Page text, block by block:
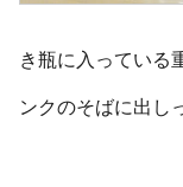
き瓶に入っている
ンクのそばに出し